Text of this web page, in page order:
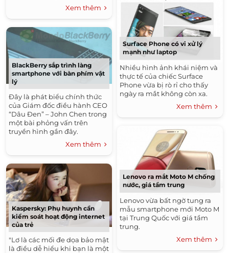
Xem thêm
BlackBerry sắp trình làng
smartphone với bàn phím vật
lý
Đây là phát biểu chính thức
của Giám đốc điều hành CEO
“Dâu Đen” – John Chen trong
một bài phỏng vấn trên
truyền hình gần đây.
Xem thêm
Kaspersky: Phụ huynh cần
kiểm soát hoạt động internet
của trẻ
"Lơ là các mối đe dọa bảo mật
là điều dễ hiểu khi bạn là một
Surface Phone có vi xử lý
mạnh như laptop
Nhiều hình ảnh khái niệm và
thực tế của chiếc Surface
Phone vừa bị rò rỉ cho thấy
ngày ra mắt không còn xa.
Xem thêm
Lenovo ra mắt Moto M chống
nước, giá tầm trung
Lenovo vừa bất ngờ tung ra
mẫu smartphone mới Moto M
tại Trung Quốc với giá tầm
trung.
Xem thêm